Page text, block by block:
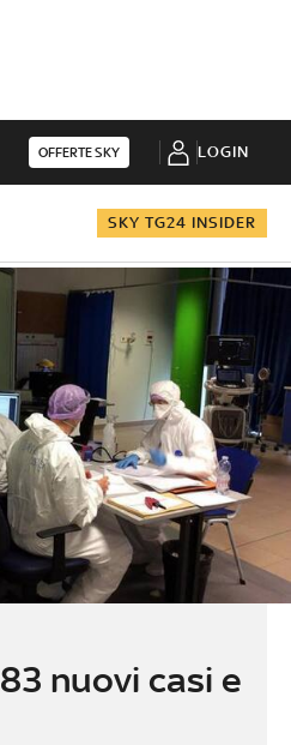
OFFERTE SKY LOGIN
SKY TG24 INSIDER
nuovi casi e